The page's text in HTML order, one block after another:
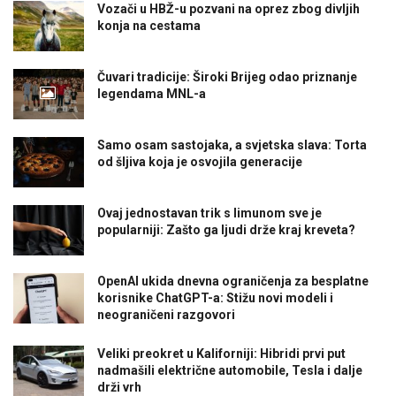
Vozači u HBŽ-u pozvani na oprez zbog divljih
konja na cestama
Čuvari tradicije: Široki Brijeg odao priznanje
legendama MNL-a
Samo osam sastojaka, a svjetska slava: Torta
od šljiva koja je osvojila generacije
Ovaj jednostavan trik s limunom sve je
popularniji: Zašto ga ljudi drže kraj kreveta?
OpenAI ukida dnevna ograničenja za besplatne
korisnike ChatGPT-a: Stižu novi modeli i
neograničeni razgovori
Veliki preokret u Kaliforniji: Hibridi prvi put
nadmašili električne automobile, Tesla i dalje
drži vrh